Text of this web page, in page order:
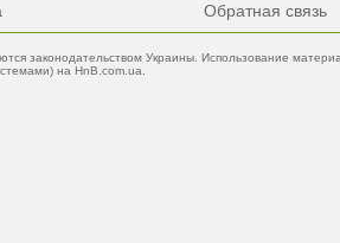
Обратная связь
законодательством Украины. Использование
на HnB.com.ua.